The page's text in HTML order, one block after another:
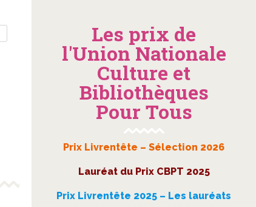
Les prix de
l'Union Nationale
Culture et
Bibliothèques
Pour Tous
Prix Livrentête – Sélection 2026
Lauréat du Prix CBPT 2025
Prix Livrentête 2025 – Les lauréats